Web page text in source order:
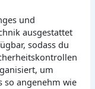
und
ausgestattet
sodass du
um
so angenehm wie